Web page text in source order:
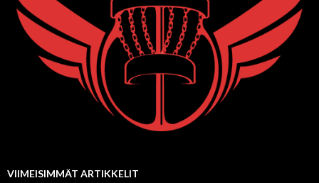
VIIMEISIMMÄT ARTIKKELIT